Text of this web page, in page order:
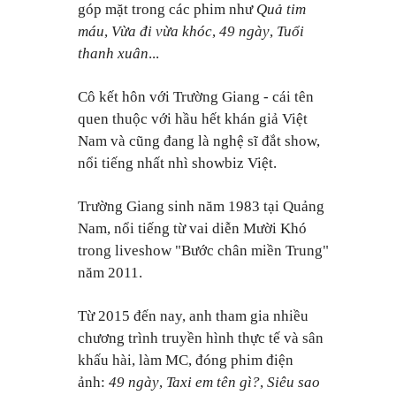
góp mặt trong các phim như Quả tim
máu, Vừa đi vừa khóc, 49 ngày, Tuổi
thanh xuân...
Cô kết hôn với Trường Giang - cái tên
quen thuộc với hầu hết khán giả Việt
Nam và cũng đang là nghệ sĩ đắt show,
nổi tiếng nhất nhì showbiz Việt.
Trường Giang sinh năm 1983 tại Quảng
Nam, nổi tiếng từ vai diễn Mười Khó
trong liveshow "Bước chân miền Trung"
năm 2011.
Từ 2015 đến nay, anh tham gia nhiều
chương trình truyền hình thực tế và sân
khấu hài, làm MC, đóng phim điện
ảnh: 49 ngày, Taxi em tên gì?, Siêu sao